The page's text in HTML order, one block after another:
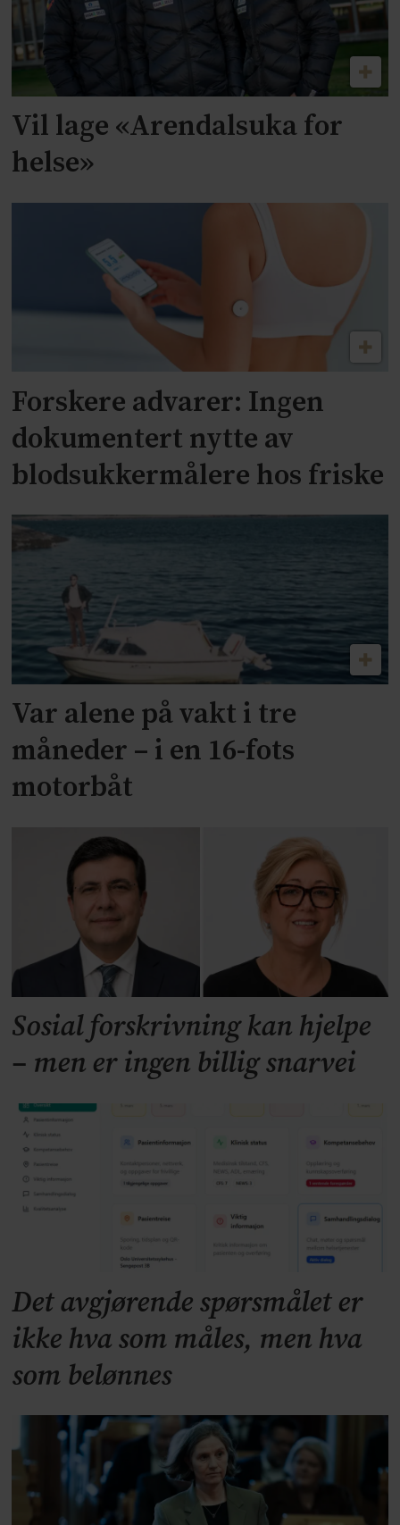
Vil lage «Arendalsuka for
helse»
Forskere advarer: Ingen
dokumentert nytte av
blodsukkermålere hos friske
Var alene på vakt i tre
måneder – i en 16-fots
motorbåt
Sosial forskrivning kan hjelpe
– men er ingen billig snarvei
Det avgjørende spørsmålet er
ikke hva som måles, men hva
som belønnes